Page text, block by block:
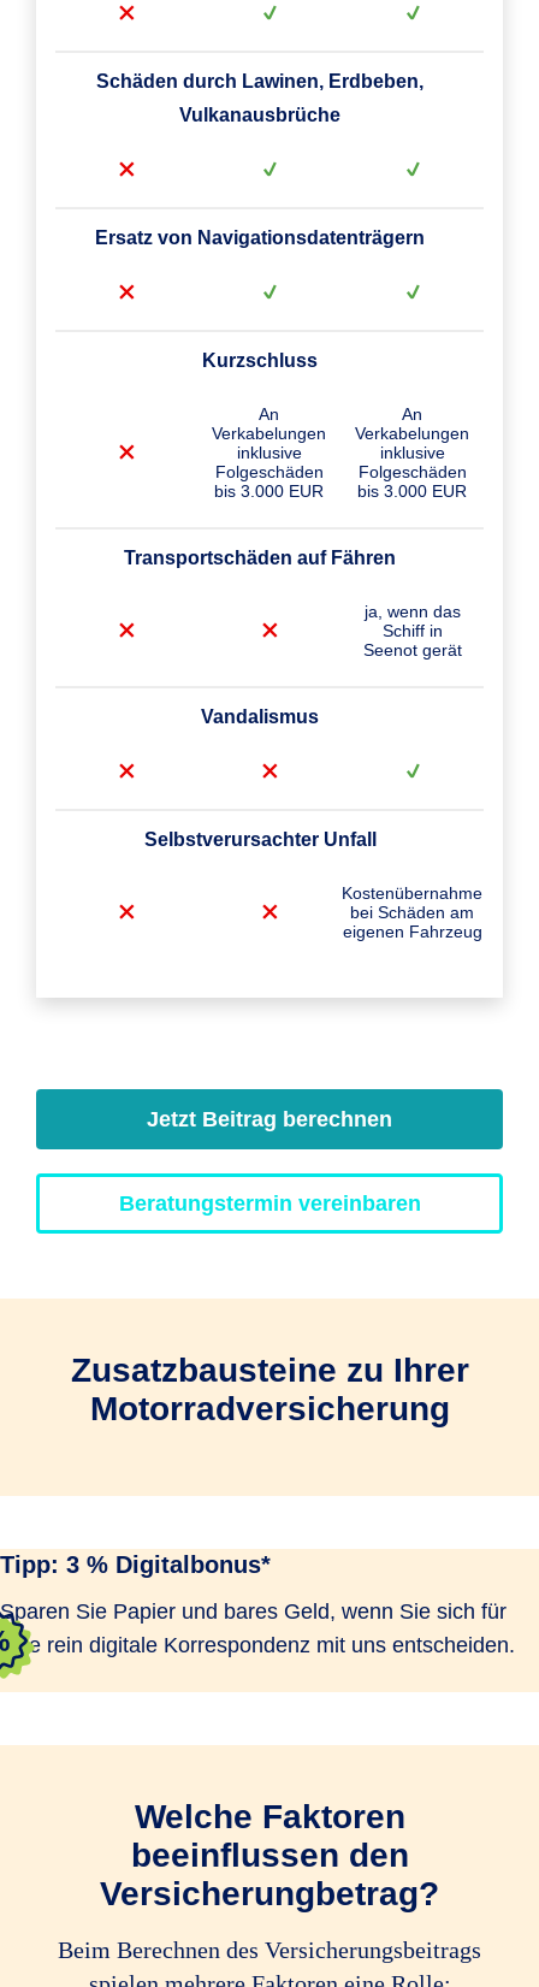
Schäden durch Lawinen, Erdbeben,
Vulkanausbrüche
Ersatz von Navigationsdatenträgern
Kurzschluss
An
Verkabelungen
inklusive
Folgeschäden
bis 3.000 EUR
An
Verkabelungen
inklusive
Folgeschäden
bis 3.000 EUR
Transportschäden auf Fähren
ja, wenn das
Schiff in
Seenot gerät
Vandalismus
Selbstverursachter Unfall
Kostenübernahme
bei Schäden am
eigenen Fahrzeug
Jetzt Beitrag berechnen
Beratungstermin vereinbaren
Zusatzbausteine zu Ihrer
Motorradversicherung
Tipp: 3 % Digitalbonus*
Sparen Sie Papier und bares Geld, wenn Sie sich für
eine rein digitale Korrespondenz mit uns entscheiden.
Welche Faktoren
beeinflussen den
Versicherungbetrag?
Beim Berechnen des Versicherungsbeitrags